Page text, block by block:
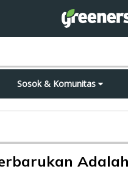
Sosok & Komunitas